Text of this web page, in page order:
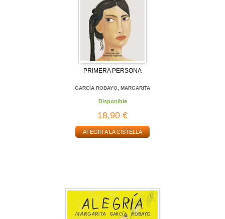
PRIMERA PERSONA
GARCÍA ROBAYO, MARGARITA
Disponible
18,90 €
AFEGIR A LA CISTELLA